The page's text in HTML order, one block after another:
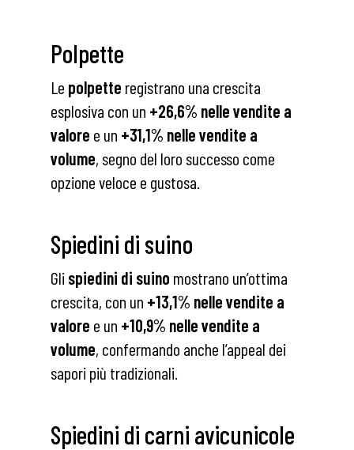
Polpette
Le polpette registrano una crescita
esplosiva con un +26,6% nelle vendite a
valore e un +31,1% nelle vendite a
volume, segno del loro successo come
opzione veloce e gustosa.
Spiedini di suino
Gli spiedini di suino mostrano un’ottima
crescita, con un +13,1% nelle vendite a
valore e un +10,9% nelle vendite a
volume, confermando anche l’appeal dei
sapori più tradizionali.
Spiedini di carni avicunicole